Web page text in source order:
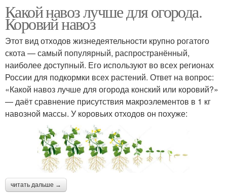
Какой навоз лучше для огорода.
Коровий навоз
Этот вид отходов жизнедеятельности крупно рогатого
скота — самый популярный, распространённый,
наиболее доступный. Его используют во всех регионах
России для подкормки всех растений. Ответ на вопрос:
«Какой навоз лучше для огорода конский или коровий?»
— даёт сравнение присутствия макроэлементов в 1 кг
навозной массы. У коровьих отходов он похуже:
читать дальше →